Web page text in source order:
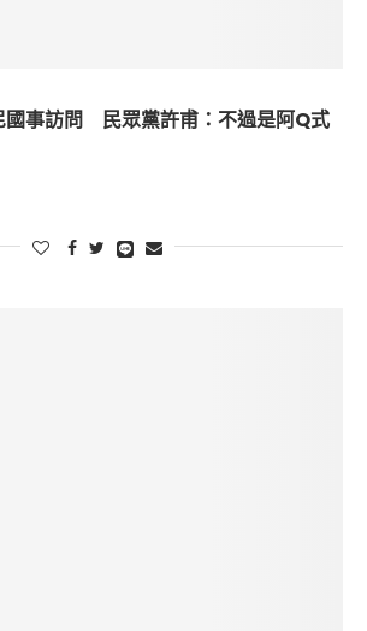
國事訪問 民眾黨許甫：不過是阿Q式